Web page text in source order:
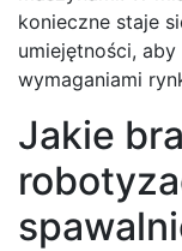
konieczne staje
umiejętności,
wymaganiami
Jakie